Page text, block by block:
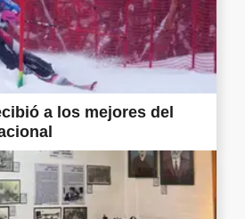
a los mejores del